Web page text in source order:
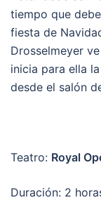
tiempo que
fiesta de
Drosselmeyer
inicia para ella
desde el salón
Teatro: Royal
Duración: 2